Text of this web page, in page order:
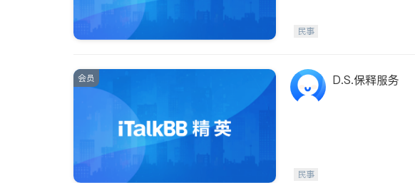
民事
会员 D.S.保释服务
民事